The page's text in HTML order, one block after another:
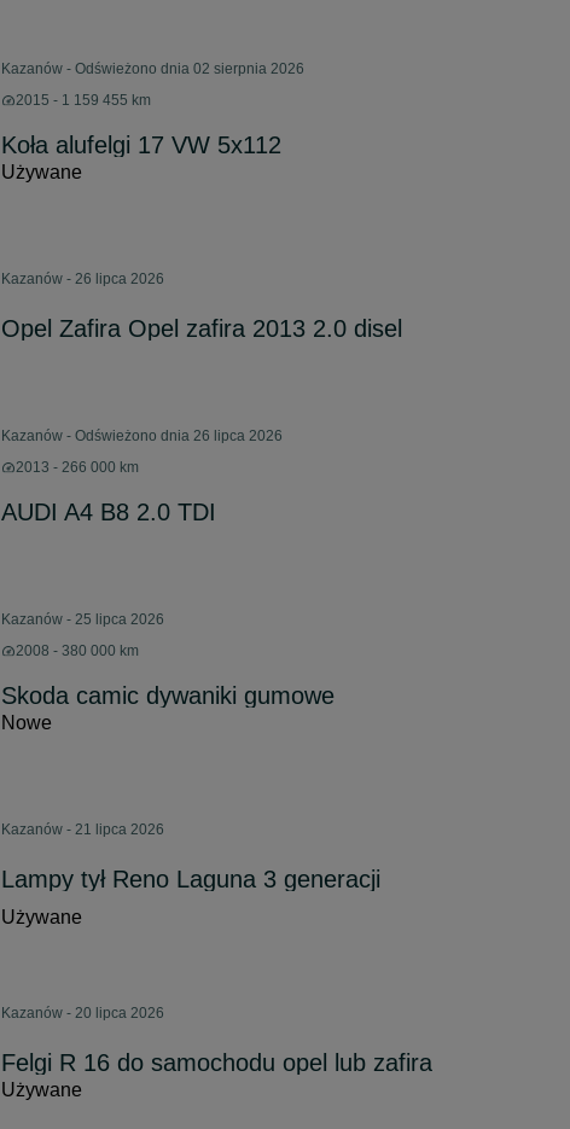
Kazanów - Odświeżono dnia 02 sierpnia 2026
2015 - 1 159 455 km
Koła alufelgi 17 VW 5x112
Używane
Kazanów - 26 lipca 2026
Opel Zafira Opel zafira 2013 2.0 disel
Kazanów - Odświeżono dnia 26 lipca 2026
2013 - 266 000 km
AUDI A4 B8 2.0 TDI
Kazanów - 25 lipca 2026
2008 - 380 000 km
Skoda camic dywaniki gumowe
Nowe
Kazanów - 21 lipca 2026
Lampy tył Reno Laguna 3 generacji
Używane
Kazanów - 20 lipca 2026
Felgi R 16 do samochodu opel lub zafira
Używane